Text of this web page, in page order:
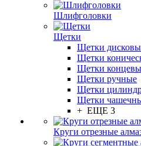
Шлифголовки
Щетки
Щетки
Щетки
Щетки
Щетки ручные
Щетки
Щетки
+ ЕЩЕ 3
Круги отрезные